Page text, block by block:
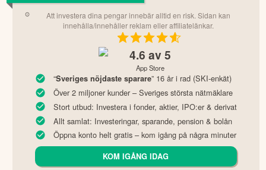
Att investera dina pengar innebär alltid en risk. Sidan kan
innehålla/innehåller reklam eller affiliatelänkar.
4.6 av 5
App Store
“Sveriges nöjdaste sparare” 16 år i rad (SKI-enkät)
Över 2 miljoner kunder – Sveriges största nätmäklare
Stort utbud: Investera i fonder, aktier, IPO:er & derivat
Allt samlat: Investeringar, sparande, pension & bolån
Öppna konto helt gratis – kom igång på några minuter
KOM IGÅNG IDAG